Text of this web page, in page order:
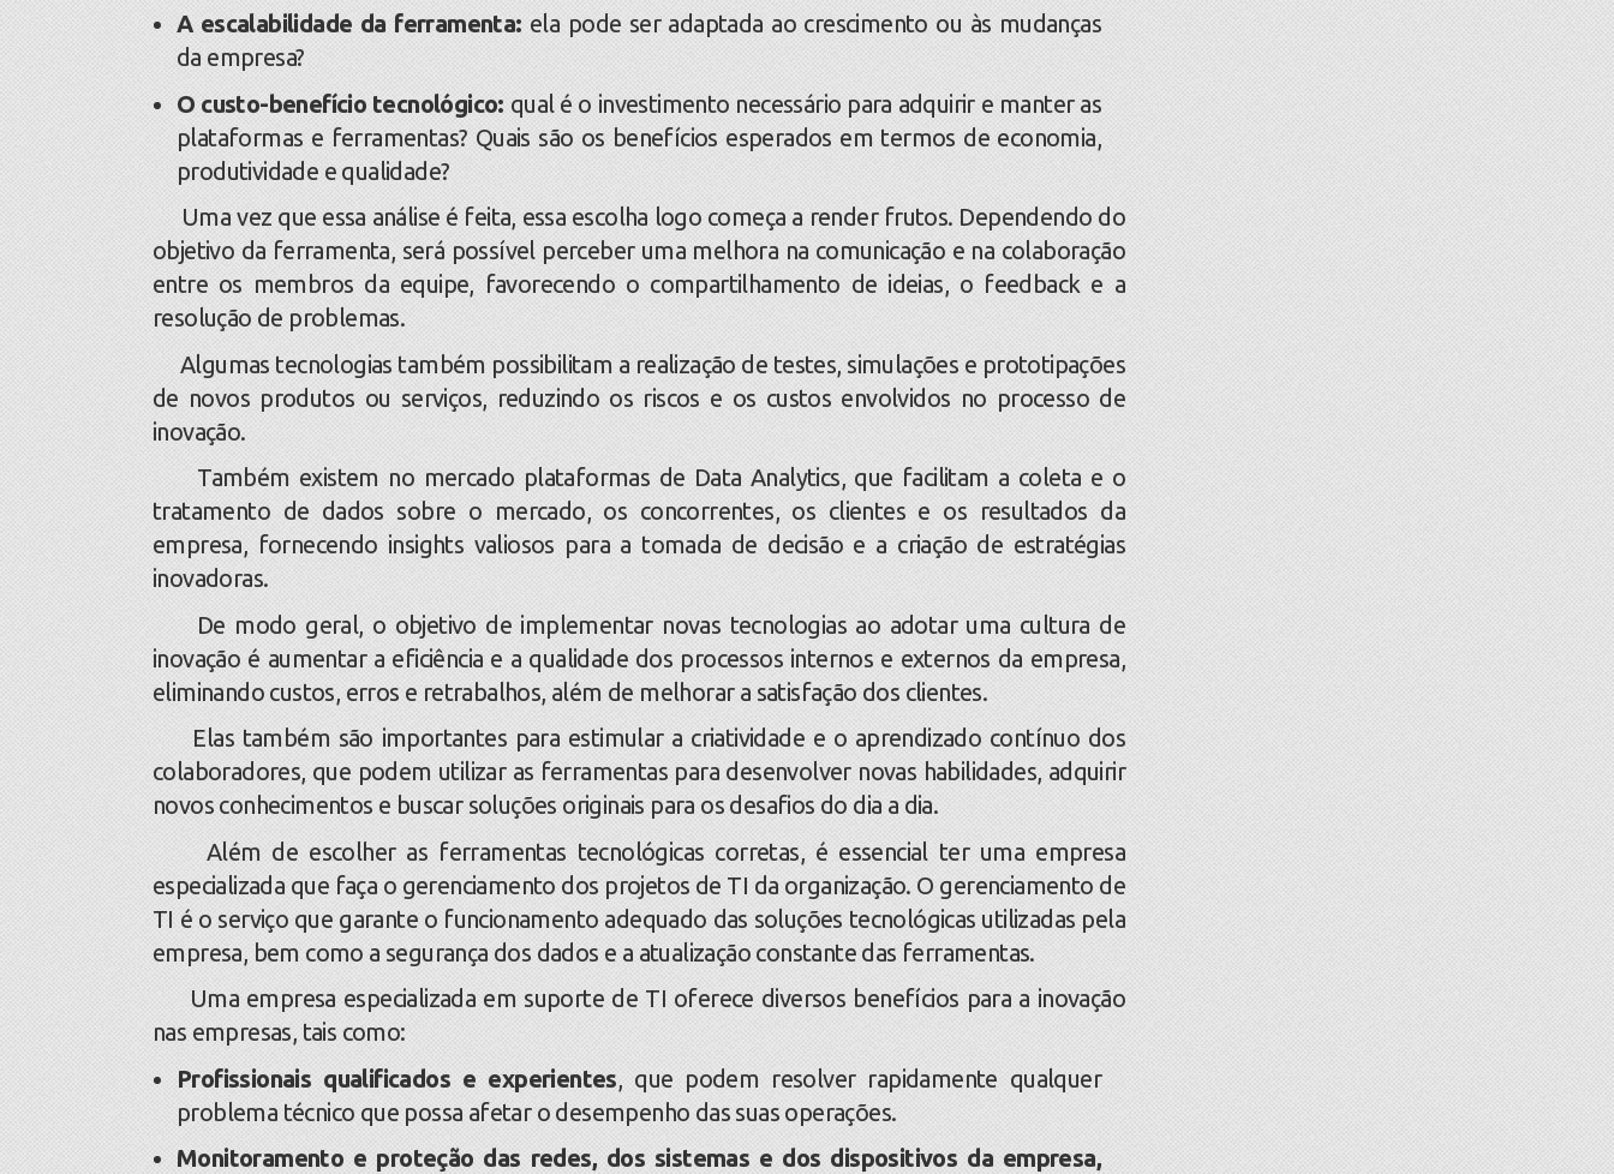
A escalabilidade da ferramenta: ela pode ser adaptada ao crescimento ou às mudanças
da empresa?
O custo-benefício tecnológico: qual é o investimento necessário para adquirir e manter as
plataformas e ferramentas? Quais são os benefícios esperados em termos de economia,
produtividade e qualidade?
Uma vez que essa análise é feita, essa escolha logo começa a render frutos. Dependendo do
objetivo da ferramenta, será possível perceber uma melhora na comunicação e na colaboração
entre os membros da equipe, favorecendo o compartilhamento de ideias, o feedback e a
resolução de problemas.
Algumas tecnologias também possibilitam a realização de testes, simulações e prototipações
de novos produtos ou serviços, reduzindo os riscos e os custos envolvidos no processo de
inovação.
Também existem no mercado plataformas de Data Analytics, que facilitam a coleta e o
tratamento de dados sobre o mercado, os concorrentes, os clientes e os resultados da
empresa, fornecendo insights valiosos para a tomada de decisão e a criação de estratégias
inovadoras.
De modo geral, o objetivo de implementar novas tecnologias ao adotar uma cultura de
inovação é aumentar a eficiência e a qualidade dos processos internos e externos da empresa,
eliminando custos, erros e retrabalhos, além de melhorar a satisfação dos clientes.
Elas também são importantes para estimular a criatividade e o aprendizado contínuo dos
colaboradores, que podem utilizar as ferramentas para desenvolver novas habilidades, adquirir
novos conhecimentos e buscar soluções originais para os desafios do dia a dia.
Além de escolher as ferramentas tecnológicas corretas, é essencial ter uma empresa
especializada que faça o gerenciamento dos projetos de TI da organização. O gerenciamento de
TI é o serviço que garante o funcionamento adequado das soluções tecnológicas utilizadas pela
empresa, bem como a segurança dos dados e a atualização constante das ferramentas.
Uma empresa especializada em suporte de TI oferece diversos benefícios para a inovação
nas empresas, tais como:
Profissionais qualificados e experientes, que podem resolver rapidamente qualquer
problema técnico que possa afetar o desempenho das suas operações.
Monitoramento e proteção das redes, dos sistemas e dos dispositivos da empresa,